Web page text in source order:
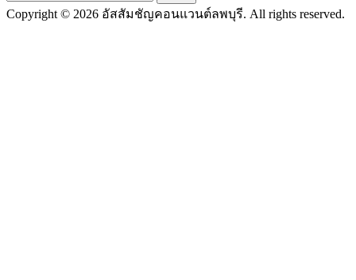
สำหรับ:
Copyright © 2026 อัสสัมชัญคอนแวนต์ลพบุรี. All rights reserved.